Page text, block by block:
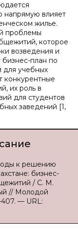
напрямую влияет
жилье.
проблемы
которое
возведения и
бизнес-план по
для учебных
конкурентные
их роль в
для студентов
заведений [1,
к решению
бизнес-
/ С. М.
// Молодой
— URL: